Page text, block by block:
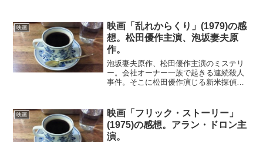
主になるというのだ。その後、無防備の
主君が主人公の城に立ち寄...
映画
映画「乱れからくり」(1979)の感
想。松田優作主演、泡坂妻夫原
作。
泡坂妻夫原作、松田優作主演のミステリ
ー。会社オーナー一族で起きる連続殺人
事件。そこに松田優作演じる新米探偵が
もとにしていることが想像出来る。裏に
何かありそうな富豪一族、...
映画
映画「フリック・ストーリー」
(1975)の感想。アラン・ドロン主
演。